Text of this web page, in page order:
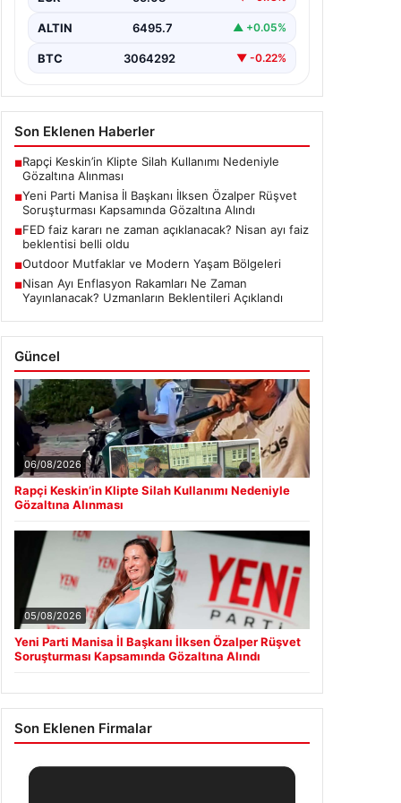
önemli bir gelişmeyle genişledi. Yeni Parti
ALTIN 6495.7 ▲ +0.05%
BTC 3064292 ▼ -0.22%
Son Eklenen Haberler
■Rapçi Keskin’in Klipte Silah Kullanımı Nedeniyle
Gözaltına Alınması
■Yeni Parti Manisa İl Başkanı İlksen Özalper Rüşvet
Soruşturması Kapsamında Gözaltına Alındı
■FED faiz kararı ne zaman açıklanacak? Nisan ayı faiz
beklentisi belli oldu
■Outdoor Mutfaklar ve Modern Yaşam Bölgeleri
■Nisan Ayı Enflasyon Rakamları Ne Zaman
Yayınlanacak? Uzmanların Beklentileri Açıklandı
Güncel
06/08/2026
Rapçi Keskin’in Klipte Silah Kullanımı Nedeniyle
Gözaltına Alınması
05/08/2026
Yeni Parti Manisa İl Başkanı İlksen Özalper Rüşvet
Soruşturması Kapsamında Gözaltına Alındı
Son Eklenen Firmalar